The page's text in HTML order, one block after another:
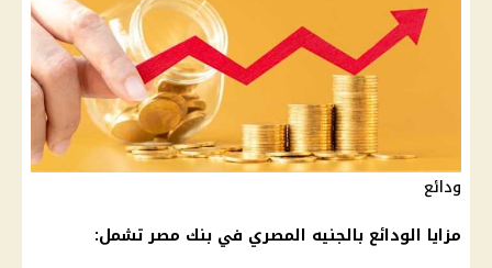
ودائع
مزايا الودائع بالجنيه المصري في بنك مصرتشمل: